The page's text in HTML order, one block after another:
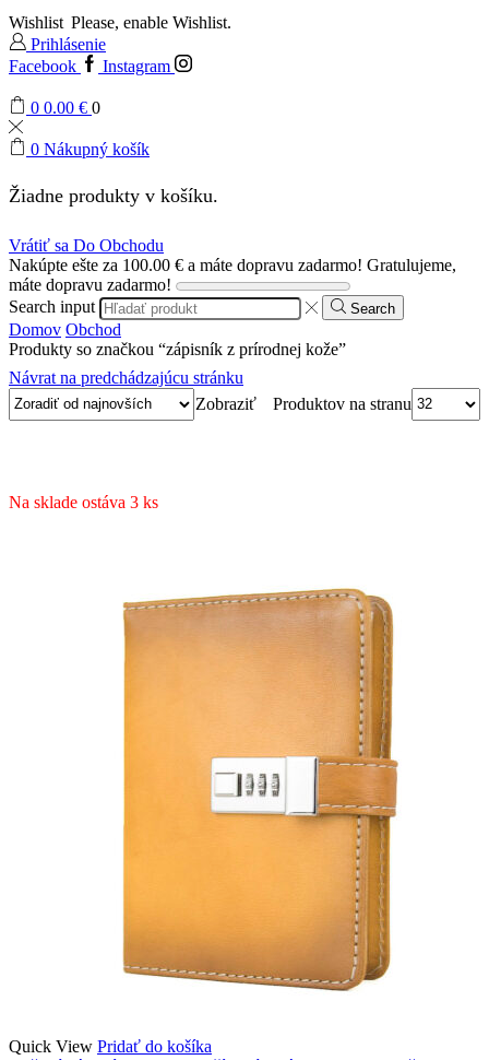
Wishlist Please, enable Wishlist.
Prihlásenie
Facebook
Instagram
0 0.00 € 0
0 Nákupný košík
Žiadne produkty v košíku.
Vrátiť sa Do Obchodu
Nakúpte ešte za 100.00 € a máte dopravu zadarmo! Gratulujeme,
máte dopravu zadarmo!
Search input
Search
Domov Obchod
Produkty so značkou “zápisník z prírodnej kože”
Návrat na predchádzajúcu stránku
Zobraziť
Produktov na stranu
Na sklade ostáva 3 ks
Quick View Pridať do košíka